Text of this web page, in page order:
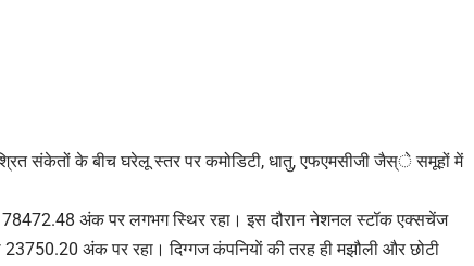
संकेतों के बीच घरेलू स्तर पर कमोडिटी, धातु, एफएमसीजी जैस्े समूहों में
अंक पर लगभग स्थिर रहा। इस दौरान नेशनल स्टॉक एक्सचेंज
अंक पर रहा। दिग्गज कंपनियाें की तरह ही मझौली और छोटी